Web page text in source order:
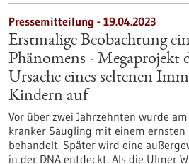
Pressemitteilung - 19.04.2023
Erstmalige Beobachtung
Phänomens - Megaprojekt
Ursache eines seltenen
Kindern auf
Vor über zwei Jahrzehnten wurde
kranker Säugling mit einem
behandelt. Später wird eine
in der DNA entdeckt. Als die Ulmer